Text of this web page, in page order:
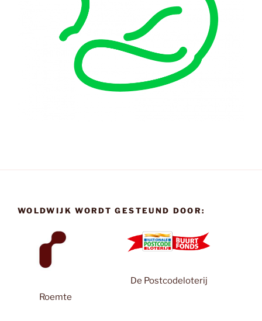
WOLDWIJK WORDT GESTEUND DOOR:
Roemte
De Postcodeloterij